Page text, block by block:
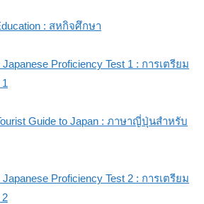
: สหกิจศึกษา
Japanese Proficiency Test 1 : การเตรียม
Guide to Japan : ภาษาญี่ปุ่นสำหรับ
Japanese Proficiency Test 2 : การเตรียม